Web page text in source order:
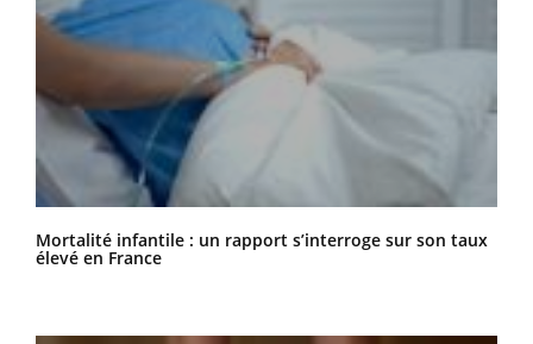
Mortalité infantile : un rapport s’interroge sur son taux
élevé en France